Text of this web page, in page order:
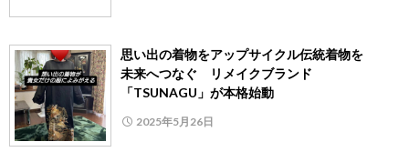
思い出の着物をアップサイクル伝統着物を
未来へつなぐ リメイクブランド
「TSUNAGU」が本格始動
2025年5月26日